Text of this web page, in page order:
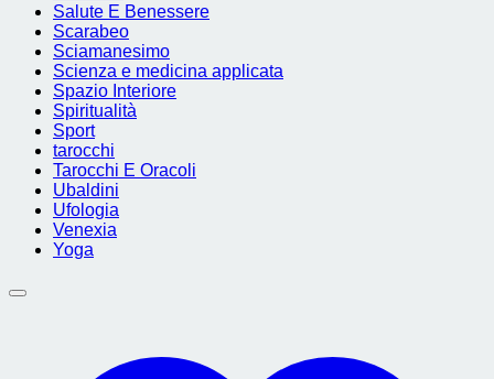
Salute E Benessere
Scarabeo
Sciamanesimo
Scienza e medicina applicata
Spazio Interiore
Spiritualità
Sport
tarocchi
Tarocchi E Oracoli
Ubaldini
Ufologia
Venexia
Yoga